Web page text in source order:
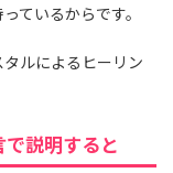
ているからです。
ルによるヒーリン
説明すると